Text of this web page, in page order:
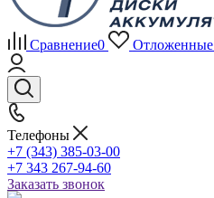
Сравнение0 Отложенные
Телефоны
+7 (343) 385-03-00
+7 343 267-94-60
Заказать звонок